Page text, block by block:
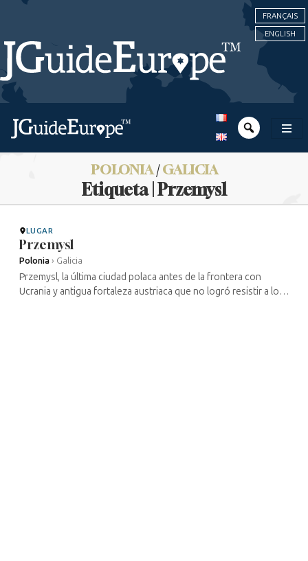
FRANÇAIS
ENGLISH
POLONIA/GALICIA
Etiqueta | Przemysl
LUGAR
Przemysl
Polonia › Galicia
Przemysl, la última ciudad polaca antes de la frontera con
Ucrania y antigua fortaleza austriaca que no logró resistir a los